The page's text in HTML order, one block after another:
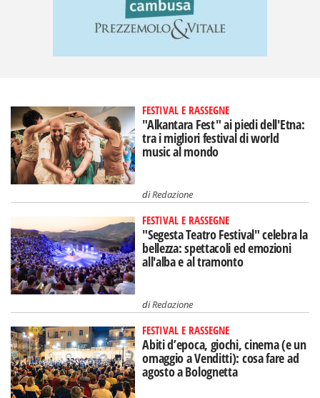
FESTIVAL E RASSEGNE
"Alkantara Fest" ai piedi dell'Etna:
tra i migliori festival di world
music al mondo
diRedazione
FESTIVAL E RASSEGNE
"Segesta Teatro Festival" celebra la
bellezza: spettacoli ed emozioni
all'alba e al tramonto
diRedazione
FESTIVAL E RASSEGNE
Abiti d’epoca, giochi, cinema (e un
omaggio a Venditti): cosa fare ad
agosto a Bolognetta